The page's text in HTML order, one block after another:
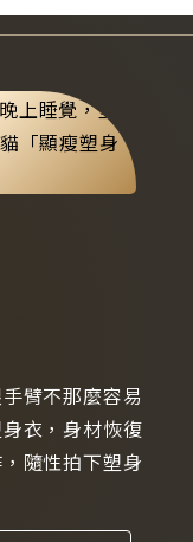
臂不那麼容易
衣，身材恢復
隨性拍下塑身